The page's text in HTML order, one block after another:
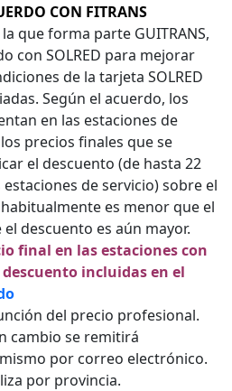
CON FITRANS
que forma parte GUITRANS,
con SOLRED para mejorar
de la tarjeta SOLRED
Según el acuerdo, los
en las estaciones de
precios finales que se
el descuento (de hasta 22
de servicio) sobre el
es menor que el
descuento es aún mayor.
final en las estaciones con
descuento incluidas en el
del precio profesional.
cambio se remitirá
por correo electrónico.
por provincia.